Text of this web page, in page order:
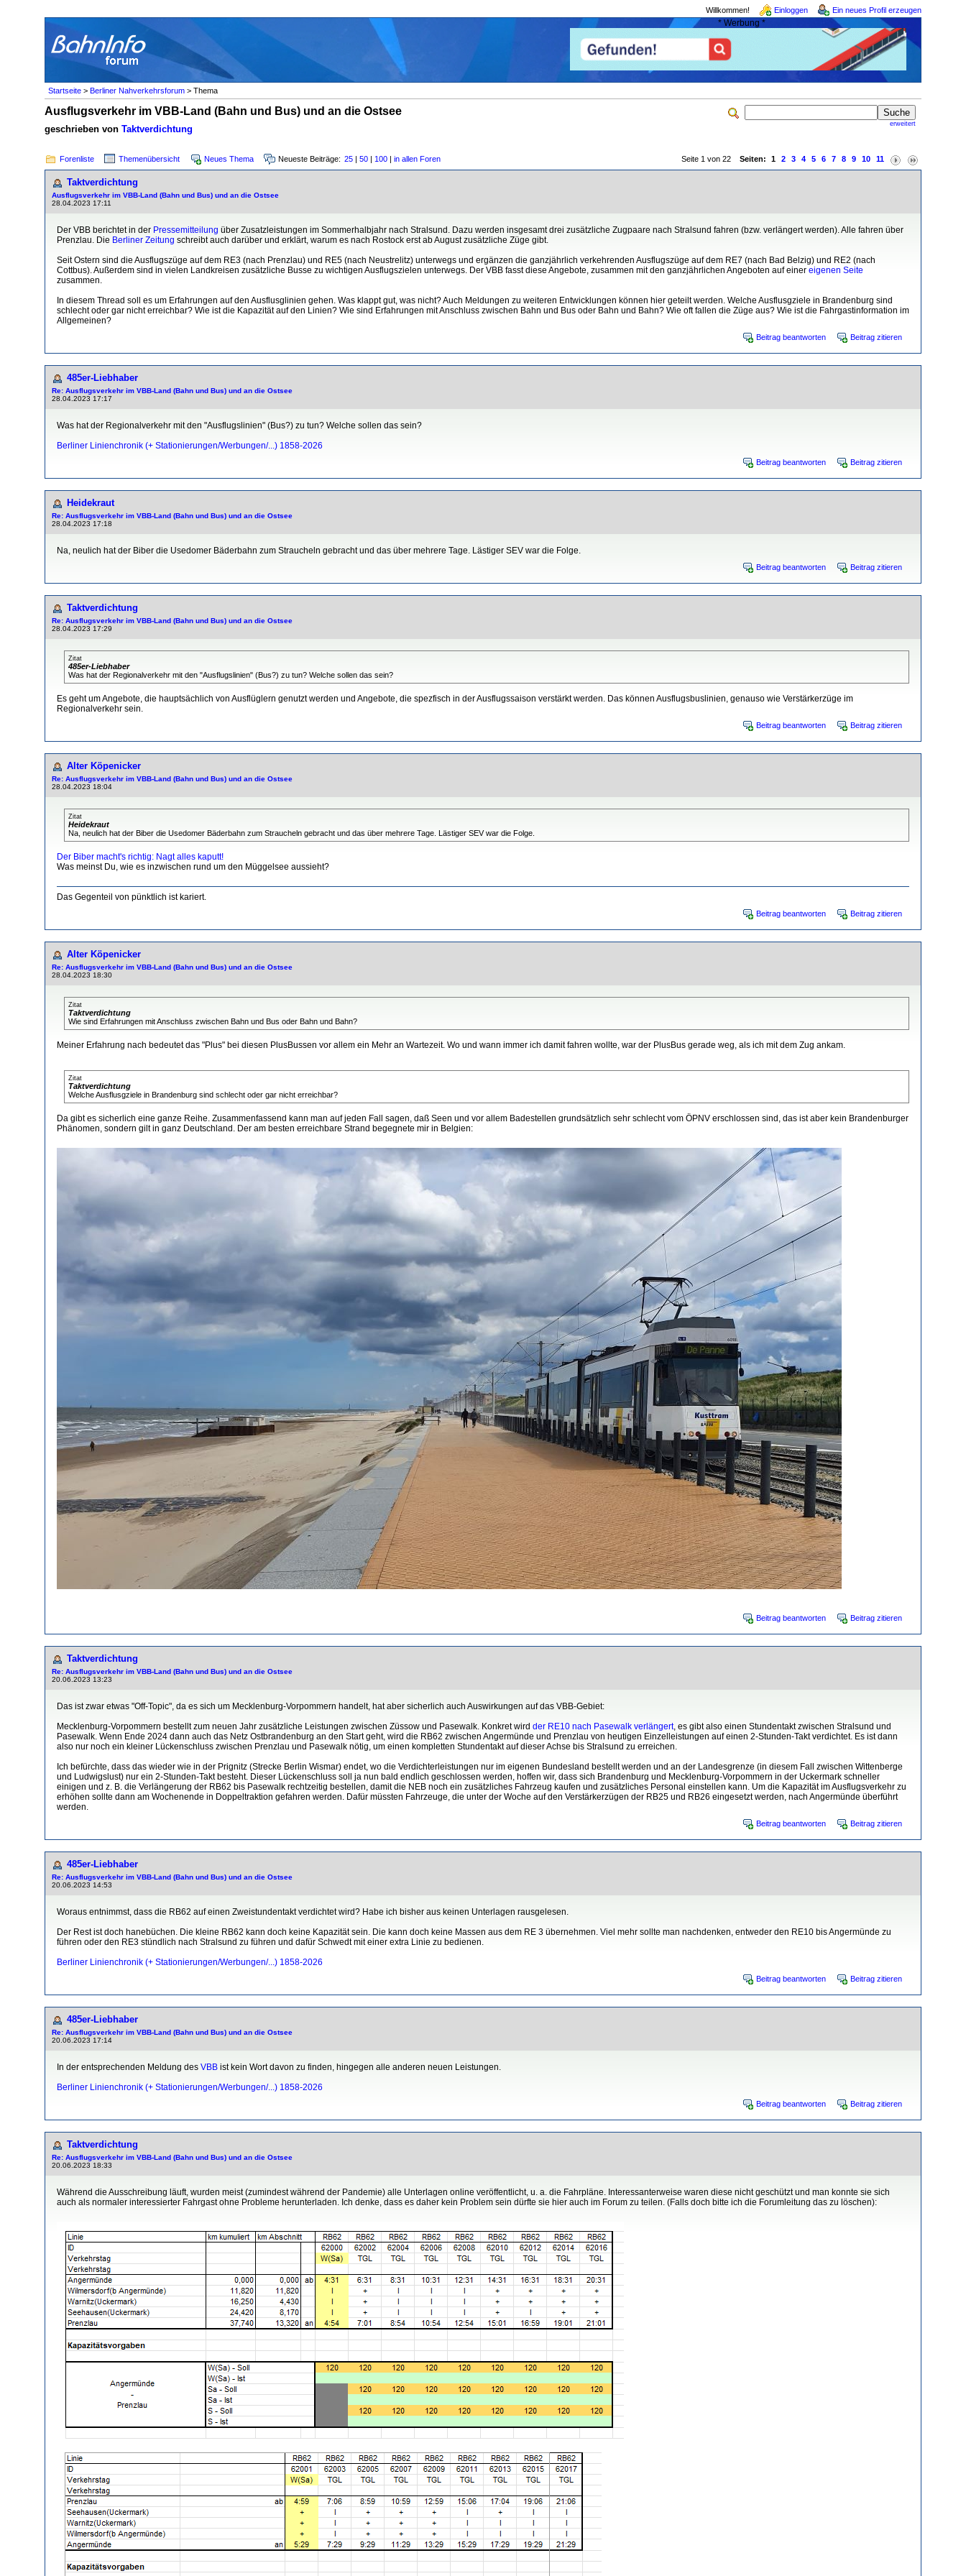
Willkommen! Einloggen Ein neues Profil erzeugen
* Werbung *
Startseite > Berliner Nahverkehrsforum > Thema
erweitert
Ausflugsverkehr im VBB-Land (Bahn und Bus) und an die Ostsee
geschrieben von Taktverdichtung
Forenliste Themenübersicht Neues Thema Neueste Beiträge: 25 | 50 | 100 | in allen Foren Seite 1 von 22 Seiten: 1 2 3 4 5 6 7 8 9 10 11
Taktverdichtung
Ausflugsverkehr im VBB-Land (Bahn und Bus) und an die Ostsee
28.04.2023 17:11
Der VBB berichtet in der Pressemitteilung über Zusatzleistungen im Sommerhalbjahr nach Stralsund. Dazu werden insgesamt drei zusätzliche Zugpaare nach Stralsund fahren (bzw. verlängert werden). Alle fahren über
Prenzlau. Die Berliner Zeitung schreibt auch darüber und erklärt, warum es nach Rostock erst ab August zusätzliche Züge gibt.
Seit Ostern sind die Ausflugszüge auf dem RE3 (nach Prenzlau) und RE5 (nach Neustrelitz) unterwegs und ergänzen die ganzjährlich verkehrenden Ausflugszüge auf dem RE7 (nach Bad Belzig) und RE2 (nach
Cottbus). Außerdem sind in vielen Landkreisen zusätzliche Busse zu wichtigen Ausflugszielen unterwegs. Der VBB fasst diese Angebote, zusammen mit den ganzjährlichen Angeboten auf einer eigenen Seite
zusammen.
In diesem Thread soll es um Erfahrungen auf den Ausflusglinien gehen. Was klappt gut, was nicht? Auch Meldungen zu weiteren Entwicklungen können hier geteilt werden. Welche Ausflusgziele in Brandenburg sind
schlecht oder gar nicht erreichbar? Wie ist die Kapazität auf den Linien? Wie sind Erfahrungen mit Anschluss zwischen Bahn und Bus oder Bahn und Bahn? Wie oft fallen die Züge aus? Wie ist die Fahrgastinformation im
Allgemeinen?
Beitrag beantworten Beitrag zitieren
485er-Liebhaber
Re: Ausflugsverkehr im VBB-Land (Bahn und Bus) und an die Ostsee
28.04.2023 17:17
Was hat der Regionalverkehr mit den "Ausflugslinien" (Bus?) zu tun? Welche sollen das sein?
Berliner Linienchronik (+ Stationierungen/Werbungen/...) 1858-2026
Beitrag beantworten Beitrag zitieren
Heidekraut
Re: Ausflugsverkehr im VBB-Land (Bahn und Bus) und an die Ostsee
28.04.2023 17:18
Na, neulich hat der Biber die Usedomer Bäderbahn zum Straucheln gebracht und das über mehrere Tage. Lästiger SEV war die Folge.
Beitrag beantworten Beitrag zitieren
Taktverdichtung
Re: Ausflugsverkehr im VBB-Land (Bahn und Bus) und an die Ostsee
28.04.2023 17:29
Zitat
485er-Liebhaber
Was hat der Regionalverkehr mit den "Ausflugslinien" (Bus?) zu tun? Welche sollen das sein?
Es geht um Angebote, die hauptsächlich von Ausflüglern genutzt werden und Angebote, die spezfisch in der Ausflugssaison verstärkt werden. Das können Ausflugsbuslinien, genauso wie Verstärkerzüge im
Regionalverkehr sein.
Beitrag beantworten Beitrag zitieren
Alter Köpenicker
Re: Ausflugsverkehr im VBB-Land (Bahn und Bus) und an die Ostsee
28.04.2023 18:04
Zitat
Heidekraut
Na, neulich hat der Biber die Usedomer Bäderbahn zum Straucheln gebracht und das über mehrere Tage. Lästiger SEV war die Folge.
Der Biber macht's richtig: Nagt alles kaputt!
Was meinst Du, wie es inzwischen rund um den Müggelsee aussieht?
Das Gegenteil von pünktlich ist kariert.
Beitrag beantworten Beitrag zitieren
Alter Köpenicker
Re: Ausflugsverkehr im VBB-Land (Bahn und Bus) und an die Ostsee
28.04.2023 18:30
Zitat
Taktverdichtung
Wie sind Erfahrungen mit Anschluss zwischen Bahn und Bus oder Bahn und Bahn?
Meiner Erfahrung nach bedeutet das "Plus" bei diesen PlusBussen vor allem ein Mehr an Wartezeit. Wo und wann immer ich damit fahren wollte, war der PlusBus gerade weg, als ich mit dem Zug ankam.
Zitat
Taktverdichtung
Welche Ausflusgziele in Brandenburg sind schlecht oder gar nicht erreichbar?
Da gibt es sicherlich eine ganze Reihe. Zusammenfassend kann man auf jeden Fall sagen, daß Seen und vor allem Badestellen grundsätzlich sehr schlecht vom ÖPNV erschlossen sind, das ist aber kein Brandenburger
Phänomen, sondern gilt in ganz Deutschland. Der am besten erreichbare Strand begegnete mir in Belgien:
Beitrag beantworten Beitrag zitieren
Taktverdichtung
Re: Ausflugsverkehr im VBB-Land (Bahn und Bus) und an die Ostsee
20.06.2023 13:23
Das ist zwar etwas "Off-Topic", da es sich um Mecklenburg-Vorpommern handelt, hat aber sicherlich auch Auswirkungen auf das VBB-Gebiet:
Mecklenburg-Vorpommern bestellt zum neuen Jahr zusätzliche Leistungen zwischen Züssow und Pasewalk. Konkret wird der RE10 nach Pasewalk verlängert, es gibt also einen Stundentakt zwischen Stralsund und
Pasewalk. Wenn Ende 2024 dann auch das Netz Ostbrandenburg an den Start geht, wird die RB62 zwischen Angermünde und Prenzlau von heutigen Einzelleistungen auf einen 2-Stunden-Takt verdichtet. Es ist dann
also nur noch ein kleiner Lückenschluss zwischen Prenzlau und Pasewalk nötig, um einen kompletten Stundentakt auf dieser Achse bis Stralsund zu erreichen.
Ich befürchte, dass das wieder wie in der Prignitz (Strecke Berlin Wismar) endet, wo die Verdichterleistungen nur im eigenen Bundesland bestellt werden und an der Landesgrenze (in diesem Fall zwischen Wittenberge
und Ludwigslust) nur ein 2-Stunden-Takt besteht. Dieser Lückenschluss soll ja nun bald endlich geschlossen werden, hoffen wir, dass sich Brandenburg und Mecklenburg-Vorpommern in der Uckermark schneller
einigen und z. B. die Verlängerung der RB62 bis Pasewalk rechtzeitig bestellen, damit die NEB noch ein zusätzliches Fahrzeug kaufen und zusätzliches Personal einstellen kann. Um die Kapazität im Ausflugsverkehr zu
erhöhen sollte dann am Wochenende in Doppeltraktion gefahren werden. Dafür müssten Fahrzeuge, die unter der Woche auf den Verstärkerzügen der RB25 und RB26 eingesetzt werden, nach Angermünde überführt
werden.
Beitrag beantworten Beitrag zitieren
485er-Liebhaber
Re: Ausflugsverkehr im VBB-Land (Bahn und Bus) und an die Ostsee
20.06.2023 14:53
Woraus entnimmst, dass die RB62 auf einen Zweistundentakt verdichtet wird? Habe ich bisher aus keinen Unterlagen rausgelesen.
Der Rest ist doch hanebüchen. Die kleine RB62 kann doch keine Kapazität sein. Die kann doch keine Massen aus dem RE 3 übernehmen. Viel mehr sollte man nachdenken, entweder den RE10 bis Angermünde zu
führen oder den RE3 stündlich nach Stralsund zu führen und dafür Schwedt mit einer extra Linie zu bedienen.
Berliner Linienchronik (+ Stationierungen/Werbungen/...) 1858-2026
Beitrag beantworten Beitrag zitieren
485er-Liebhaber
Re: Ausflugsverkehr im VBB-Land (Bahn und Bus) und an die Ostsee
20.06.2023 17:14
In der entsprechenden Meldung des VBB ist kein Wort davon zu finden, hingegen alle anderen neuen Leistungen.
Berliner Linienchronik (+ Stationierungen/Werbungen/...) 1858-2026
Beitrag beantworten Beitrag zitieren
Taktverdichtung
Re: Ausflugsverkehr im VBB-Land (Bahn und Bus) und an die Ostsee
20.06.2023 18:33
Während die Ausschreibung läuft, wurden meist (zumindest während der Pandemie) alle Unterlagen online veröffentlicht, u. a. die Fahrpläne. Interessanterweise waren diese nicht geschützt und man konnte sie sich
auch als normaler interessierter Fahrgast ohne Probleme herunterladen. Ich denke, dass es daher kein Problem sein dürfte sie hier auch im Forum zu teilen. (Falls doch bitte ich die Forumleitung das zu löschen):